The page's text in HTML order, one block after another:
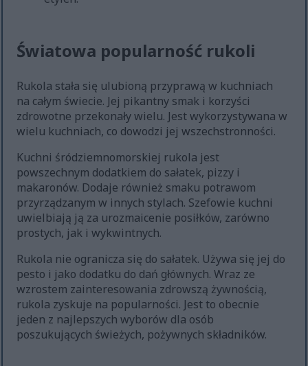
Światowa popularność rukoli
Rukola stała się ulubioną przyprawą w kuchniach
na całym świecie. Jej pikantny smak i korzyści
zdrowotne przekonały wielu. Jest wykorzystywana w
wielu kuchniach, co dowodzi jej wszechstronności.
Kuchni śródziemnomorskiej rukola jest
powszechnym dodatkiem do sałatek, pizzy i
makaronów. Dodaje również smaku potrawom
przyrządzanym w innych stylach. Szefowie kuchni
uwielbiają ją za urozmaicenie posiłków, zarówno
prostych, jak i wykwintnych.
Rukola nie ogranicza się do sałatek. Używa się jej do
pesto i jako dodatku do dań głównych. Wraz ze
wzrostem zainteresowania zdrowszą żywnością,
rukola zyskuje na popularności. Jest to obecnie
jeden z najlepszych wyborów dla osób
poszukujących świeżych, pożywnych składników.